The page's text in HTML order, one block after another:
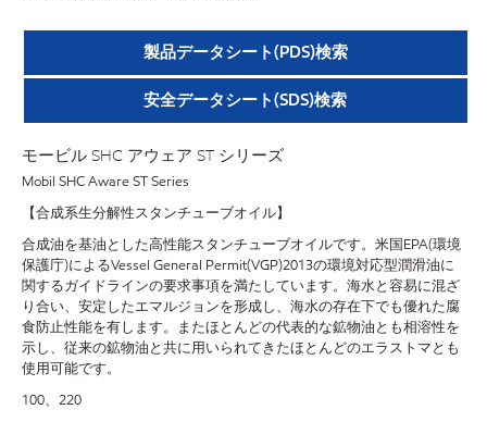
製品データシート(PDS)検索
安全データシート(SDS)検索
モービル SHC アウェア ST シリーズ
Mobil SHC Aware ST Series
【合成系生分解性スタンチューブオイル】
合成油を基油とした高性能スタンチューブオイルです。米国EPA(環境
保護庁)によるVessel General Permit(VGP)2013の環境対応型潤滑油に
関するガイドラインの要求事項を満たしています。海水と容易に混ざ
り合い、安定したエマルジョンを形成し、海水の存在下でも優れた腐
食防止性能を有します。またほとんどの代表的な鉱物油とも相溶性を
示し、従来の鉱物油と共に用いられてきたほとんどのエラストマとも
使用可能です。
100、220